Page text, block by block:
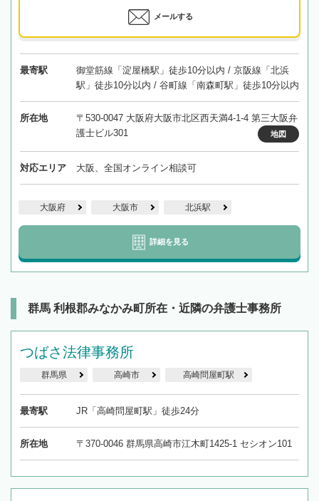
メールする
最寄駅
御堂筋線「淀屋橋駅」徒歩10分以内 / 京阪線「北浜
駅」徒歩10分以内 / 谷町線「南森町駅」徒歩10分以内
所在地
〒530-0047 大阪府大阪市北区西天満4-1-4 第三大阪弁
護士ビル301
地図
対応エリア 大阪、全国オンライン相談可
大阪府 大阪市 北浜駅
詳細を見る
群馬 利根郡みなかみ町所在・近隣の弁護士事務所
つばさ法律事務所
群馬県 高崎市 高崎問屋町駅
最寄駅 JR「高崎問屋町駅」徒歩24分
所在地 〒370-0046 群馬県高崎市江木町1425-1 セシオン101